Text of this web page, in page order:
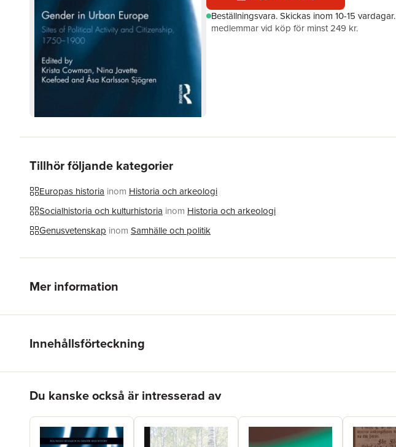
Beställningsvara.Skickas inom 10-15 vardagar.
medlemmar vid köp för minst 249 kr.
Tillhör följande kategorier
Europas historia inom Historia och arkeologi
Socialhistoria och kulturhistoria inom Historia och arkeologi
Genusvetenskap inom Samhälle och politik
Mer information
Innehållsförteckning
Du kanske också är intresserad av